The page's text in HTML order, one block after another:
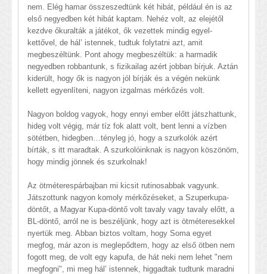
nem. Elég hamar összeszedtünk két hibát, például én is az
első negyedben két hibát kaptam. Nehéz volt, az elejétől
kezdve őkuralták a játékot, ők vezettek mindig egyel-
kettővel, de hál’ istennek, tudtuk folytatni azt, amit
megbeszéltünk. Pont ahogy megbeszéltük: a harmadik
negyedben robbantunk, s fizikailag azért jobban bírjuk. Aztán
kiderült, hogy ők is nagyon jól bírják és a végén nekünk
kellett egyenlíteni, nagyon izgalmas mérkőzés volt.
Nagyon boldog vagyok, hogy ennyi ember előtt játszhattunk,
hideg volt végig, már tíz fok alatt volt, bent lenni a vízben
sötétben, hidegben…tényleg jó, hogy a szurkolók azért
bírták, s itt maradtak. A szurkolóinknak is nagyon köszönöm,
hogy mindig jönnek és szurkolnak!
Az ötméterespárbajban mi kicsit rutinosabbak vagyunk.
Játszottunk nagyon komoly mérkőzéseket, a Szuperkupa-
döntőt, a Magyar Kupa-döntő volt tavaly vagy tavaly előtt, a
BL-döntő, arról ne is beszéljünk, hogy azt is ötméteresekkel
nyertük meg. Abban biztos voltam, hogy Soma egyet
megfog, már azon is meglepődtem, hogy az első ötben nem
fogott meg, de volt egy kapufa, de hát neki nem lehet "nem
megfogni", mi meg hál’ istennek, higgadtak tudtunk maradni